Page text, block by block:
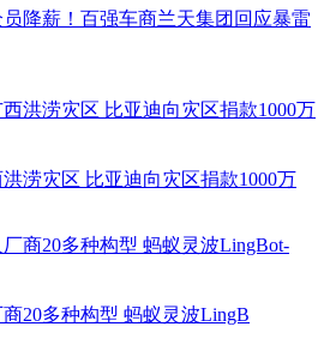
降薪！百强车商兰天集团回应暴雷
涝灾区 比亚迪向灾区捐款1000万
20多种构型 蚂蚁灵波LingB